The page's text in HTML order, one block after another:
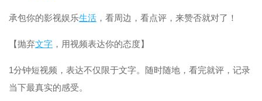
承包你的影视娱乐生活 ，看周边，看点评，来赞否就对了！
【抛弃文字 ，用视频表达你的态度】
1分钟短视频，表达不仅限于文字。随时随地，看完就评，记录
当下最真实的感受。